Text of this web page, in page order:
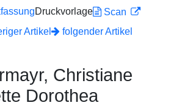
Druckvorlage
Scan
Artikel
folgender Artikel
Christiane
Dorothea